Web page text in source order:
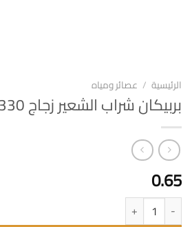
الرئيسية / عصائر ومياه
بربيكان شراب الشعير زجاج 330 مل
0.65
كمية بربيكان شراب الشعير زجاج 330 مل